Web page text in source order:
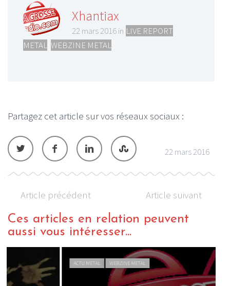
Xhantiax
22 mars 2016 in LIVE REPORT
METAL WEBZINE METAL
Partagez cet article sur vos réseaux sociaux :
22 mars 2016
Article précédent Article suivant
Ces articles en relation peuvent
aussi vous intéresser...
ACTU METAL WEBZINE METAL